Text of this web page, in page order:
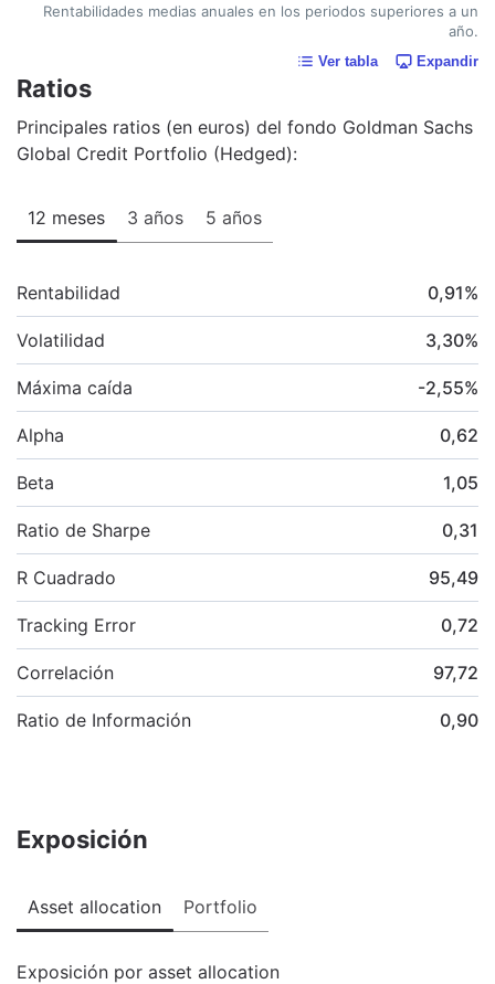
Rentabilidades medias anuales en los periodos superiores a un
año.
Ver tabla Expandir
Ratios
Principales ratios (en euros) del fondo Goldman Sachs
Global Credit Portfolio (Hedged):
12 meses 3 años 5 años
Rentabilidad 0,91%
Volatilidad 3,30%
Máxima caída -2,55%
Alpha 0,62
Beta 1,05
Ratio de Sharpe 0,31
R Cuadrado 95,49
Tracking Error 0,72
Correlación 97,72
Ratio de Información 0,90
Exposición
Asset allocation Portfolio
Exposición por asset allocation